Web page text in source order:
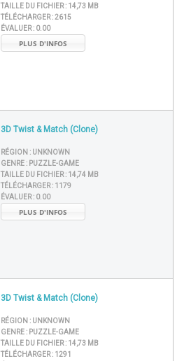
TAILLE DU FICHIER : 14,73 MB
TÉLÉCHARGER :2615
ÉVALUER : 0.00
PLUS D'INFOS
3D Twist & Match (Clone)
RÉGION : UNKNOWN
GENRE : PUZZLE-GAME
TAILLE DU FICHIER : 14,74 MB
TÉLÉCHARGER : 1179
ÉVALUER : 0.00
PLUS D'INFOS
3D Twist & Match (Clone)
RÉGION : UNKNOWN
GENRE : PUZZLE-GAME
TAILLE DU FICHIER : 14,73 MB
TÉLÉCHARGER : 1291